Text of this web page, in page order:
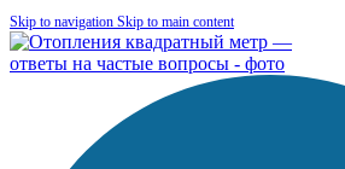
Skip to navigation Skip to main content